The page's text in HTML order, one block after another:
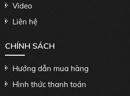
Video
Liên hệ
CHÍNH SÁCH
Hướng dẫn mua hàng
Hình thức thanh toán